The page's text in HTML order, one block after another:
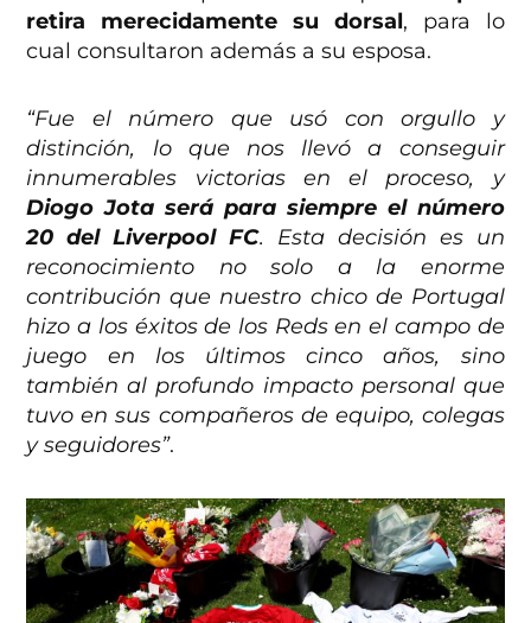
retira merecidamente su dorsal, para lo
cual consultaron además a su esposa.
“Fue el número que usó con orgullo y
distinción, lo que nos llevó a conseguir
innumerables victorias en el proceso, y
Diogo Jota será para siempre el número
20 del Liverpool FC. Esta decisión es un
reconocimiento no solo a la enorme
contribución que nuestro chico de Portugal
hizo a los éxitos de los Reds en el campo de
juego en los últimos cinco años, sino
también al profundo impacto personal que
tuvo en sus compañeros de equipo, colegas
y seguidores”.